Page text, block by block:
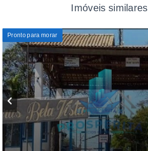
Imóveis similares
Pronto para morar